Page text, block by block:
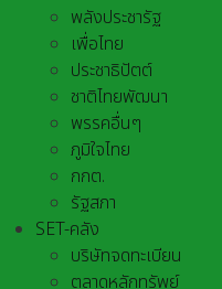
พลังประชารัฐ
เพื่อไทย
ประชาธิปัตต์
ชาติไทยพัฒนา
พรรคอื่นๆ
ภูมิใจไทย
กกต.
รัฐสภา
SET-คลัง
บริษัทจดทะเบียน
ตลาดหลักทรัพย์